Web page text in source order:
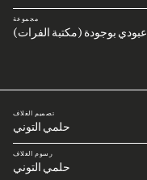
مجموعة
عبودي بوجودة (مكتبة الفرات)
تصميم الغلاف
حلمي التوني
رسوم الغلاف
حلمي التوني